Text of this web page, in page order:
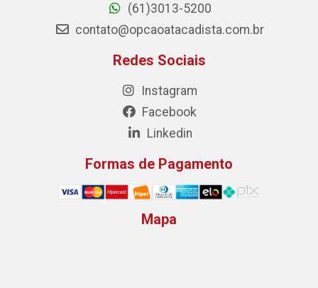
(61)3013-5200
contato@opcaoatacadista.com.br
Redes Sociais
Instagram
Facebook
Linkedin
Formas de Pagamento
Mapa